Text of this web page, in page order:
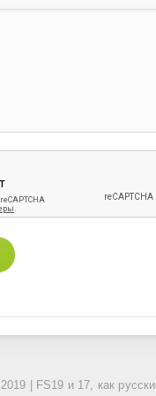
2019 | FS19 и 17, как